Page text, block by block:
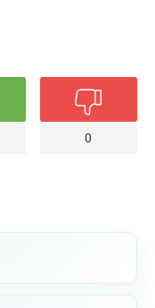
0